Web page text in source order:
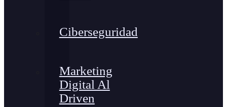
Ciberseguridad
Marketing
Digital Al
Driven